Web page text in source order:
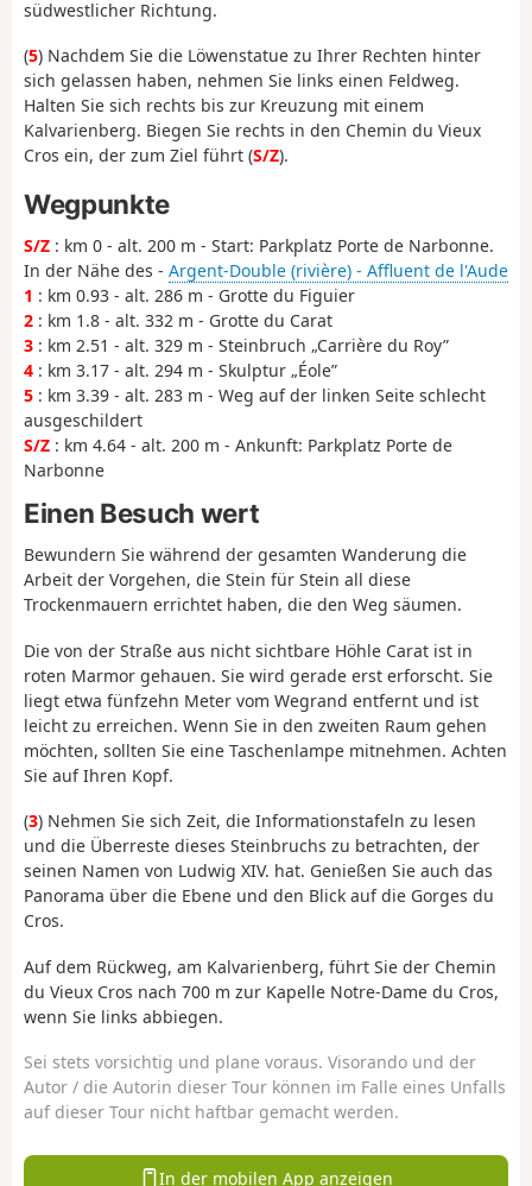
südwestlicher Richtung.
(5) Nachdem Sie die Löwenstatue zu Ihrer Rechten hinter
sich gelassen haben, nehmen Sie links einen Feldweg.
Halten Sie sich rechts bis zur Kreuzung mit einem
Kalvarienberg. Biegen Sie rechts in den Chemin du Vieux
Cros ein, der zum Ziel führt (S/Z).
Wegpunkte
S/Z : km 0 - alt. 200 m - Start: Parkplatz Porte de Narbonne.
In der Nähe des - Argent-Double (rivière) - Affluent de l'Aude
1 : km 0.93 - alt. 286 m - Grotte du Figuier
2 : km 1.8 - alt. 332 m - Grotte du Carat
3 : km 2.51 - alt. 329 m - Steinbruch „Carrière du Roy”
4 : km 3.17 - alt. 294 m - Skulptur „Éole”
5 : km 3.39 - alt. 283 m - Weg auf der linken Seite schlecht
ausgeschildert
S/Z : km 4.64 - alt. 200 m - Ankunft: Parkplatz Porte de
Narbonne
Einen Besuch wert
Bewundern Sie während der gesamten Wanderung die
Arbeit der Vorgehen, die Stein für Stein all diese
Trockenmauern errichtet haben, die den Weg säumen.
Die von der Straße aus nicht sichtbare Höhle Carat ist in
roten Marmor gehauen. Sie wird gerade erst erforscht. Sie
liegt etwa fünfzehn Meter vom Wegrand entfernt und ist
leicht zu erreichen. Wenn Sie in den zweiten Raum gehen
möchten, sollten Sie eine Taschenlampe mitnehmen. Achten
Sie auf Ihren Kopf.
(3) Nehmen Sie sich Zeit, die Informationstafeln zu lesen
und die Überreste dieses Steinbruchs zu betrachten, der
seinen Namen von Ludwig XIV. hat. Genießen Sie auch das
Panorama über die Ebene und den Blick auf die Gorges du
Cros.
Auf dem Rückweg, am Kalvarienberg, führt Sie der Chemin
du Vieux Cros nach 700 m zur Kapelle Notre-Dame du Cros,
wenn Sie links abbiegen.
Sei stets vorsichtig und plane voraus. Visorando und der
Autor / die Autorin dieser Tour können im Falle eines Unfalls
auf dieser Tour nicht haftbar gemacht werden.
In der mobilen App anzeigen